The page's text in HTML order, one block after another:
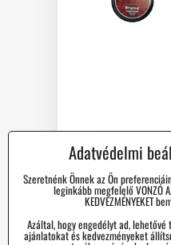
Adatvédelmi
Szeretnénk Önnek az Ön
leginkább megfelelő VONZÓ
KEDVEZMÉNYEKET
Azáltal, hogy engedélyt ad, lehetővé
ajánlatokat és kedvezményeket